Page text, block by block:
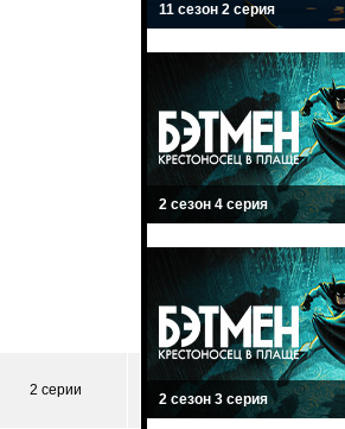
2 серии
11 сезон 2 серия
2 сезон 4 серия
2 сезон 3 серия